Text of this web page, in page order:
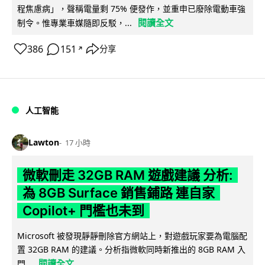
程焦慮病」，聲稱電量剩 75% 便發作，並重申已廢除電動車強
制令。惟專業車媒隨即反駁，...
閱讀全文
386 151 ↗ 分享
人工智能
Lawton 17 小時
微軟刪走 32GB RAM 遊戲建議 分析:
為 8GB Surface 銷售鋪路 連自家
Copilot+ 門檻也未到
Microsoft 被發現靜靜刪除官方網站上，對遊戲玩家要為電腦配
置 32GB RAM 的建議。分析指微軟同時新推出的 8GB RAM 入